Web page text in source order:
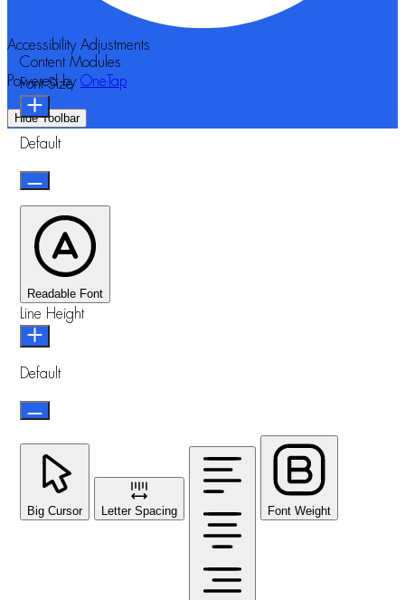
Accessibility Adjustments
Powered by OneTap
Hide Toolbar
Content Modules
Font Size
Default
Readable Font
Line Height
Default
Big Cursor Letter Spacing Font Weight